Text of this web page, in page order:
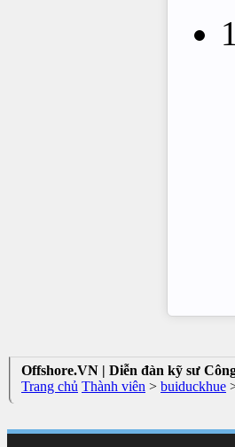
Offshore.VN | Diễn đàn kỹ sư
Trang chủ Thành viên > buiduckhue